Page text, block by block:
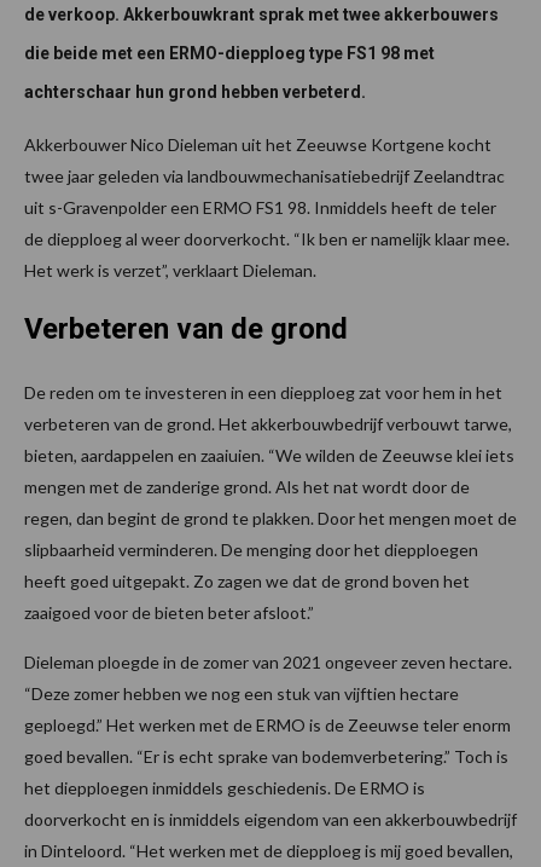
de verkoop. Akkerbouwkrant sprak met twee akkerbouwers
die beide met een ERMO-diepploeg type FS1 98 met
achterschaar hun grond hebben verbeterd.
Akkerbouwer Nico Dieleman uit het Zeeuwse Kortgene kocht
twee jaar geleden via landbouwmechanisatiebedrijf Zeelandtrac
uit s-Gravenpolder een ERMO FS1 98. Inmiddels heeft de teler
de diepploeg al weer doorverkocht. “Ik ben er namelijk klaar mee.
Het werk is verzet”, verklaart Dieleman.
Verbeteren van de grond
De reden om te investeren in een diepploeg zat voor hem in het
verbeteren van de grond. Het akkerbouwbedrijf verbouwt tarwe,
bieten, aardappelen en zaaiuien. “We wilden de Zeeuwse klei iets
mengen met de zanderige grond. Als het nat wordt door de
regen, dan begint de grond te plakken. Door het mengen moet de
slipbaarheid verminderen. De menging door het diepploegen
heeft goed uitgepakt. Zo zagen we dat de grond boven het
zaaigoed voor de bieten beter afsloot.”
Dieleman ploegde in de zomer van 2021 ongeveer zeven hectare.
“Deze zomer hebben we nog een stuk van vijftien hectare
geploegd.” Het werken met de ERMO is de Zeeuwse teler enorm
goed bevallen. “Er is echt sprake van bodemverbetering.” Toch is
het diepploegen inmiddels geschiedenis. De ERMO is
doorverkocht en is inmiddels eigendom van een akkerbouwbedrijf
in Dinteloord. “Het werken met de diepploeg is mij goed bevallen,